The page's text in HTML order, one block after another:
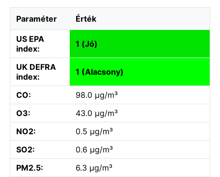
Paraméter Érték
US EPA
index:
1 (Jó)
UK DEFRA
index:
1 (Alacsony)
CO:
98.0 µg/m³
O3:
43.0 µg/m³
NO2:
0.5 µg/m³
SO2:
0.6 µg/m³
PM2.5:
6.3 µg/m³